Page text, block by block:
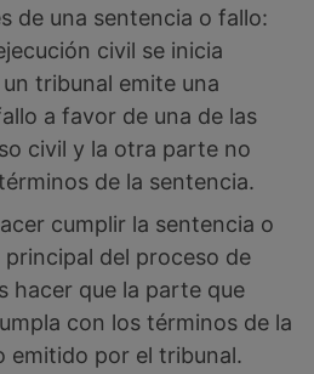
de una sentencia o fallo:
civil se inicia
tribunal emite una
a favor de una de las
civil y la otra parte no
de la sentencia.
cumplir la sentencia o
del proceso de
hacer que la parte que
con los términos de la
emitido por el tribunal.